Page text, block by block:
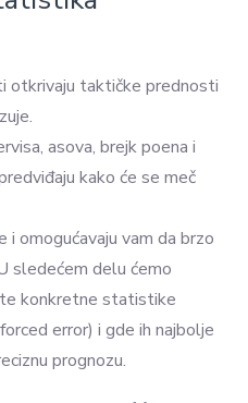
otkrivaju taktičke prednosti
asova, brejk poena i
kako će se meč
omogućavaju vam da brzo
sledećem delu ćemo
konkretne statistike
error) i gde ih najbolje
prognozu.